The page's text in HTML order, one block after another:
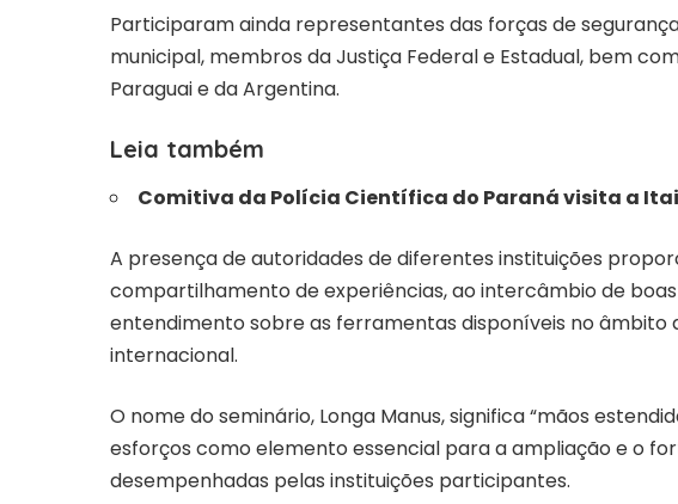
Participaram ainda representantes das forças de
municipal, membros da Justiça Federal e Estadual, bem
Paraguai e da Argentina.
Leia também
Comitiva da Polícia Científica do Paraná visita a
A presença de autoridades de diferentes instituições
compartilhamento de experiências, ao intercâmbio de
entendimento sobre as ferramentas disponíveis no âmbito
internacional.
O nome do seminário, Longa Manus, significa “mãos
esforços como elemento essencial para a ampliação e o
desempenhadas pelas instituições participantes.